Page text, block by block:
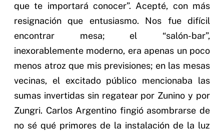
que te importará conocer”. Acepté, con más
resignación que entusiasmo. Nos fue difícil
encontrar mesa; el “salón-bar”,
inexorablemente moderno, era apenas un poco
menos atroz que mis previsiones; en las mesas
vecinas, el excitado público mencionaba las
sumas invertidas sin regatear por Zunino y por
Zungri. Carlos Argentino fingió asombrarse de
no sé qué primores de la instalación de la luz